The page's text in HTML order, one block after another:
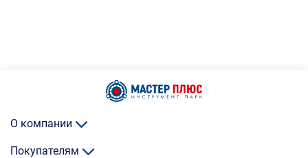
О компании
Покупателям